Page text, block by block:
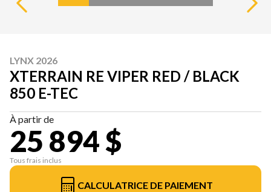
LYNX 2026
XTERRAIN RE VIPER RED / BLACK
850 E-TEC
À partir de
25 894 $
Tous frais inclus
CALCULATRICE DE PAIEMENT